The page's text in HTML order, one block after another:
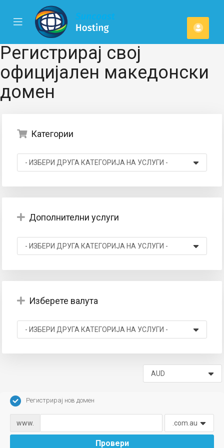
Mobile
Menu
Ваша
Регистрирај свој
официјален македонски
домен
Категории
Дополнителни услуги
Изберете валута
Регистрирај нов домен
www.
Провери